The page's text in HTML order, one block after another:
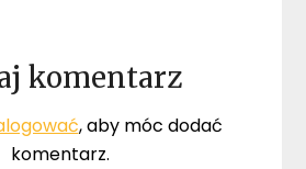
komentarz
, aby móc dodać
komentarz.